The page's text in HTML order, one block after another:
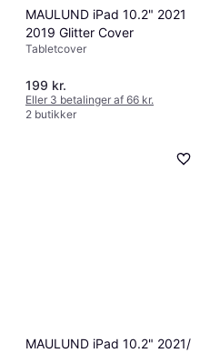
MAULUND iPad 10.2" 2021
2019 Glitter Cover
Tabletcover
199 kr.
Eller 3 betalinger af 66 kr.
2 butikker
MAULUND iPad 10.2" 2021/